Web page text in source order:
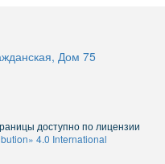
Дом 75
доступно по лицензии
4.0 International